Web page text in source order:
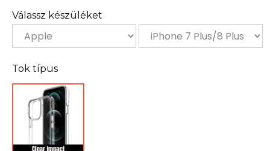
Válassz készüléket
Tok típus